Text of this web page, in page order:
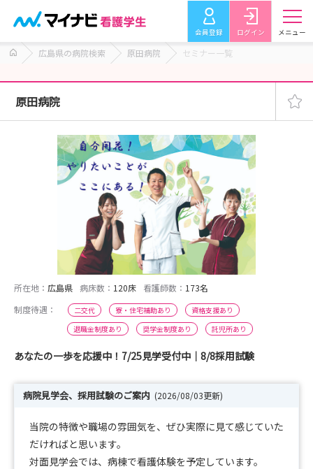
会員登録 ログイン メニュー
広島県の病院検索 原田病院 セミナー一覧
原田病院
所在地： 広島県 病床数： 120床 看護師数： 173名
制度待遇：
二交代 寮・住宅補助あり
資格支援あり
退職金制度あり
奨学金制度あり 託児所あり
あなたの一歩を応援中！7/25見学受付中｜8/8採用試験
病院見学会、採用試験のご案内 (2026/08/03更新)
当院の特徴や職場の雰囲気を、ぜひ実際に見て感じていた
だければと思います。
対面見学会では、病棟で看護体験を予定しています。